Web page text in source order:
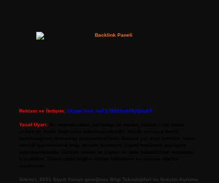
Reklam ve İletişim: Skype: live:.cid.575569c608265c69
Yasal Uyarı:
Sitemiz, 5651 Sayılı Kanun gereğince Bilgi Teknolojileri ve İletişim Kurumu